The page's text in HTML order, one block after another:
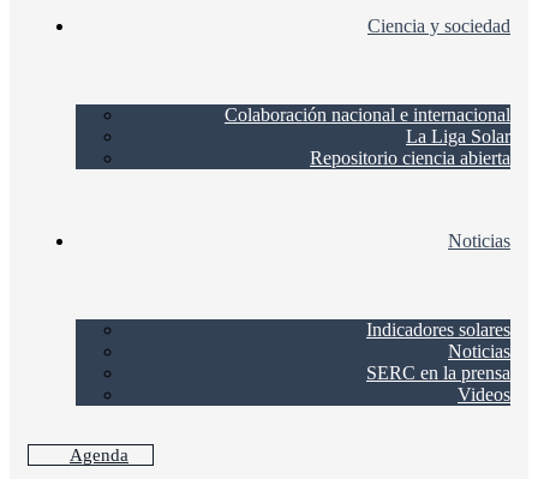
Ciencia y sociedad
Colaboración nacional e internacional
La Liga Solar
Repositorio ciencia abierta
Noticias
Indicadores solares
Noticias
SERC en la prensa
Videos
Agenda